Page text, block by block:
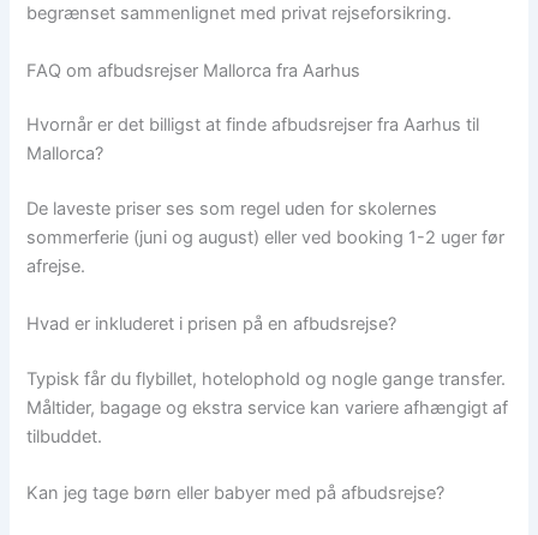
begrænset sammenlignet med privat rejseforsikring.
FAQ om afbudsrejser Mallorca fra Aarhus
Hvornår er det billigst at finde afbudsrejser fra Aarhus til
Mallorca?
De laveste priser ses som regel uden for skolernes
sommerferie (juni og august) eller ved booking 1-2 uger før
afrejse.
Hvad er inkluderet i prisen på en afbudsrejse?
Typisk får du flybillet, hotelophold og nogle gange transfer.
Måltider, bagage og ekstra service kan variere afhængigt af
tilbuddet.
Kan jeg tage børn eller babyer med på afbudsrejse?